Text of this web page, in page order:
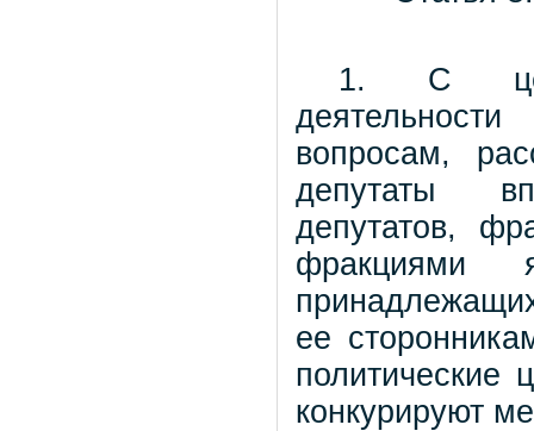
1. С
вопросам,
депутаты
депутатов,
фракциями
ее
политические
конкурируют